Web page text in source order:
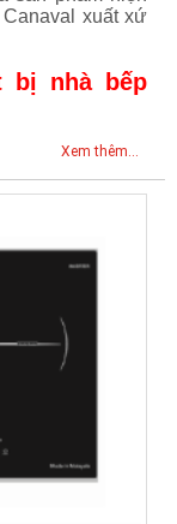
xuất xứ
bị nhà bếp
Xem thêm...